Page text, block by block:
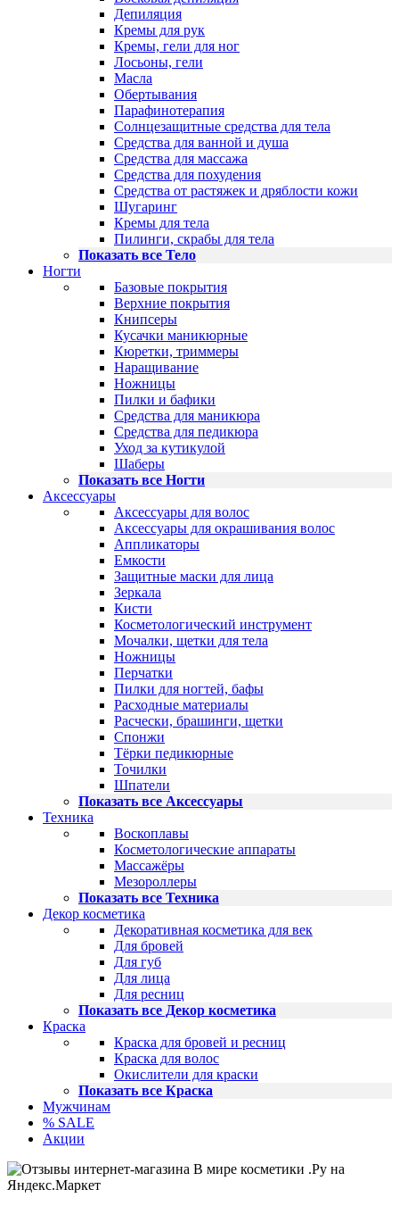
Депиляция
Кремы для рук
Кремы, гели для ног
Лосьоны, гели
Масла
Обертывания
Парафинотерапия
Солнцезащитные средства для тела
Средства для ванной и душа
Средства для массажа
Средства для похудения
Средства от растяжек и дряблости кожи
Шугаринг
Кремы для тела
Пилинги, скрабы для тела
Показать все Тело
Ногти
Базовые покрытия
Верхние покрытия
Книпсеры
Кусачки маникюрные
Кюретки, триммеры
Наращивание
Ножницы
Пилки и бафики
Средства для маникюра
Средства для педикюра
Уход за кутикулой
Шаберы
Показать все Ногти
Аксессуары
Аксессуары для волос
Аксессуары для окрашивания волос
Аппликаторы
Емкости
Защитные маски для лица
Зеркала
Кисти
Косметологический инструмент
Мочалки, щетки для тела
Ножницы
Перчатки
Пилки для ногтей, бафы
Расходные материалы
Расчески, брашинги, щетки
Спонжи
Тёрки педикюрные
Точилки
Шпатели
Показать все Аксессуары
Техника
Воскоплавы
Косметологические аппараты
Массажёры
Мезороллеры
Показать все Техника
Декор косметика
Декоративная косметика для век
Для бровей
Для губ
Для лица
Для ресниц
Показать все Декор косметика
Краска
Краска для бровей и ресниц
Краска для волос
Окислители для краски
Показать все Краска
Мужчинам
% SALE
Акции